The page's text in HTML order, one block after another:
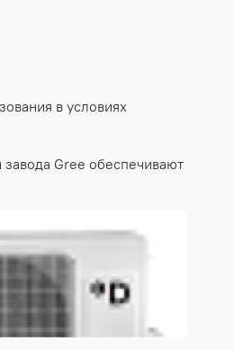
в условиях
Gree обеспечивают